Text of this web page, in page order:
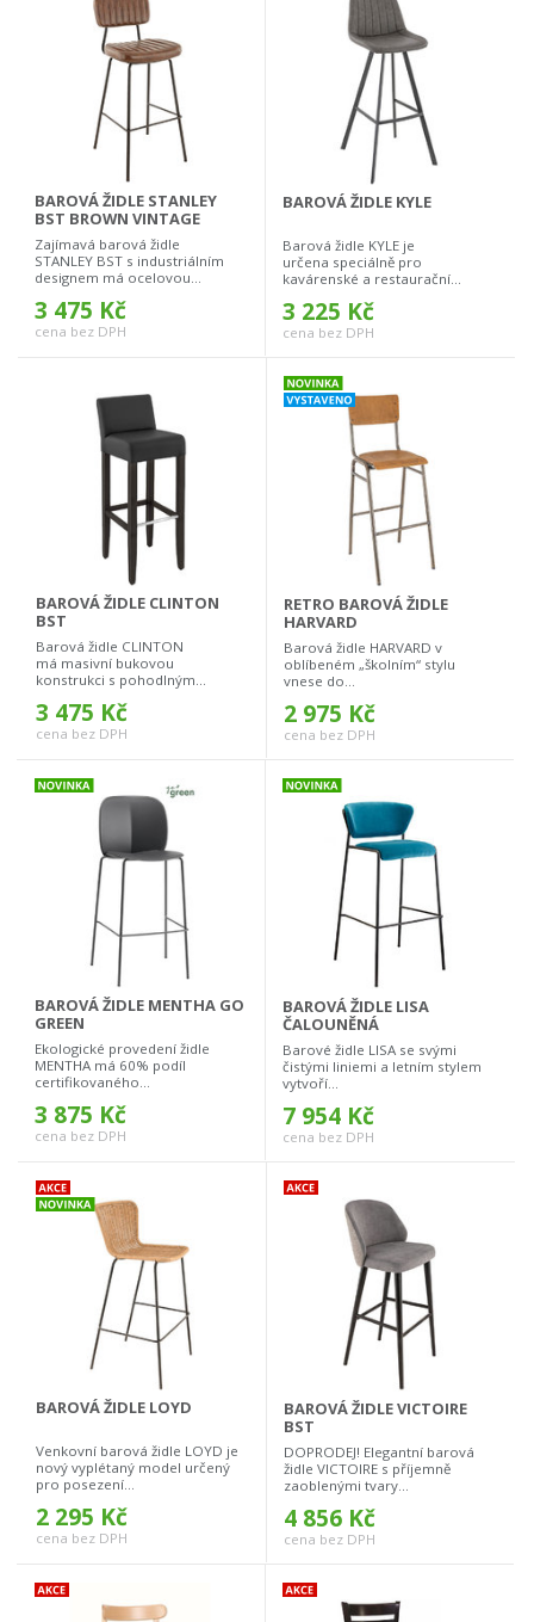
BAROVÁ ŽIDLE STANLEY
BST BROWN VINTAGE
Zajímavá barová židle
STANLEY BST s industriálním
designem má ocelovou...
3 475 Kč
cena bez DPH
BAROVÁ ŽIDLE KYLE
Barová židle KYLE je
určena speciálně pro
kavárenské a restaurační...
3 225 Kč
cena bez DPH
BAROVÁ ŽIDLE CLINTON
BST
Barová židle CLINTON
má masivní bukovou
konstrukci s pohodlným...
3 475 Kč
cena bez DPH
RETRO BAROVÁ ŽIDLE
HARVARD
Barová židle HARVARD v
oblíbeném „školním“ stylu
vnese do...
2 975 Kč
cena bez DPH
BAROVÁ ŽIDLE MENTHA GO
GREEN
Ekologické provedení židle
MENTHA má 60% podíl
certifikovaného...
3 875 Kč
cena bez DPH
BAROVÁ ŽIDLE LISA
ČALOUNĚNÁ
Barové židle LISA se svými
čistými liniemi a letním stylem
vytvoří...
7 954 Kč
cena bez DPH
BAROVÁ ŽIDLE LOYD
Venkovní barová židle LOYD je
nový vyplétaný model určený
pro posezení...
2 295 Kč
cena bez DPH
BAROVÁ ŽIDLE VICTOIRE
BST
DOPRODEJ! Elegantní barová
židle VICTOIRE s příjemně
zaoblenými tvary...
4 856 Kč
cena bez DPH